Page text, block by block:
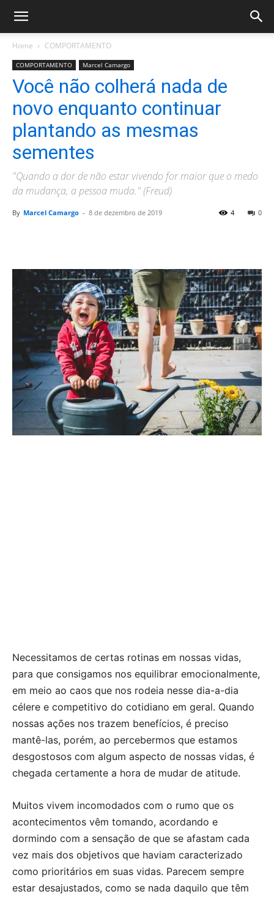
Home COMPORTAMENTO
COMPORTAMENTO Marcel Camargo
Você não colherá nada de
novo enquanto continuar
plantando as mesmas
sementes
"Quando a dor de não estar vivendo for maior que o medo
da mudança, a pessoa muda." (Freud)
By Marcel Camargo - 8 de dezembro de 2019 0
4
Necessitamos de certas rotinas em nossas vidas,
para que consigamos nos equilibrar emocionalmente,
em meio ao caos que nos rodeia nesse dia-a-dia
célere e competitivo do cotidiano em geral. Quando
nossas ações nos trazem benefícios, é preciso
mantê-las, porém, ao percebermos que estamos
desgostosos com algum aspecto de nossas vidas, é
chegada certamente a hora de mudar de atitude.
Muitos vivem incomodados com o rumo que os
acontecimentos vêm tomando, acordando e
dormindo com a sensação de que se afastam cada
vez mais dos objetivos que haviam caracterizado
como prioritários em suas vidas. Parecem sempre
estar desajustados, como se nada daquilo que têm